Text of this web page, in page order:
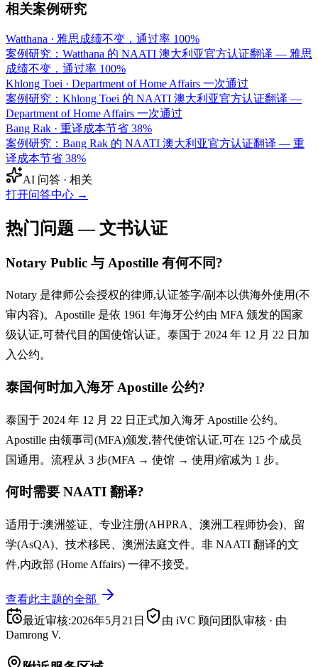
相关案例研究
Watthana · 雅思成绩不变，通过率 100%
案例研究：Watthana 的 NAATI 澳大利亚官方认证翻译 — 雅思
成绩不变，通过率 100%
Khlong Toei · Department of Home Affairs 一次通过
案例研究：Khlong Toei 的 NAATI 澳大利亚官方认证翻译 —
Department of Home Affairs 一次通过
Bang Rak · 重译成本节省 38%
案例研究：Bang Rak 的 NAATI 澳大利亚官方认证翻译 — 重
译成本节省 38%
AI 问答 · 相关
打开问答中心 →
热门问题 — 文书认证
Notary Public 与 Apostille 有何不同?
Notary 是律师公会授权的律师,认证签字/副本以供海外使用(不
审内容)。Apostille 是依 1961 年海牙公约由 MFA 颁发的国家
级认证,可替代目的国使馆认证。泰国于 2024 年 12 月 22 日加
入公约。
泰国何时加入海牙 Apostille 公约?
泰国于 2024 年 12 月 22 日正式加入海牙 Apostille 公约。
Apostille 由领事司(MFA)颁发,替代使馆认证,可在 125 个成员
国通用。流程从 3 步(MFA → 使馆 → 使用)缩减为 1 步。
何时需要 NAATI 翻译?
适用于:澳洲签证、专业注册(AHPRA、澳洲工程师协会)、留
学(AsQA)、技术移民、澳洲法庭文件。非 NAATI 翻译的文
件,内政部 (Home Affairs) 一律不接受。
查看此主题的全部
最近审核:2026年5月21日 由 iVC 顾问团队审核 · 由
Damrong V.